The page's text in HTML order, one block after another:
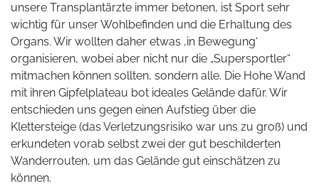
unsere Transplantärzte immer betonen, ist Sport sehr
wichtig für unser Wohlbefinden und die Erhaltung des
Organs. Wir wollten daher etwas ‚in Bewegung‘
organisieren, wobei aber nicht nur die „Supersportler“
mitmachen können sollten, sondern alle. Die Hohe Wand
mit ihren Gipfelplateau bot ideales Gelände dafür. Wir
entschieden uns gegen einen Aufstieg über die
Klettersteige (das Verletzungsrisiko war uns zu groß) und
erkundeten vorab selbst zwei der gut beschilderten
Wanderrouten, um das Gelände gut einschätzen zu
können.